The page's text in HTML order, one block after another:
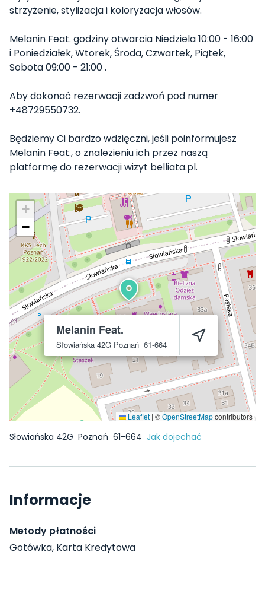
strzyżenie, stylizacja i koloryzacja włosów.
Melanin Feat. godziny otwarcia Niedziela 10:00 - 16:00
i Poniedziałek, Wtorek, Środa, Czwartek, Piątek,
Sobota 09:00 - 21:00 .
Aby dokonać rezerwacji zadzwoń pod numer
+48729550732.
Będziemy Ci bardzo wdzięczni, jeśli poinformujesz
Melanin Feat., o znalezieniu ich przez naszą
platformę do rezerwacji wizyt belliata.pl.
Melanin Feat.
Słowiańska 42G Poznań 61-664
+
−
Leaflet | ©OpenStreetMapcontributors
Słowiańska 42G Poznań 61-664 Jak dojechać
Informacje
Metody płatności
Gotówka, Karta Kredytowa